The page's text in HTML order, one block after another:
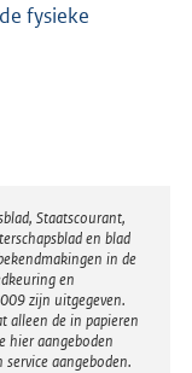
fysieke
Staatscourant,
en blad
in de
en
zijn uitgegeven.
alleen de in papieren
hier aangeboden
aangeboden.